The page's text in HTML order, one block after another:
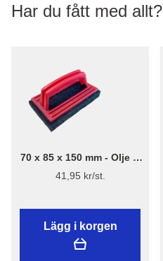
Har du fått med allt?
70 x 85 x 150 mm - Olje &
Skrubbsvamp - Flügger
Pro Series
41,95 kr/st.
Lägg i korgen